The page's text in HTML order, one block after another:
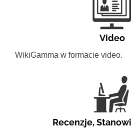
Video
WikiGamma w formacie video.
Recenzje,